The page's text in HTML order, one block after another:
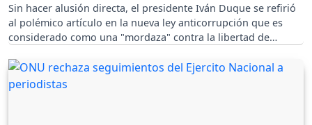
Sin hacer alusión directa, el presidente Iván Duque se refirió
al polémico artículo en la nueva ley anticorrupción que es
considerado como una "mordaza" contra la libertad de